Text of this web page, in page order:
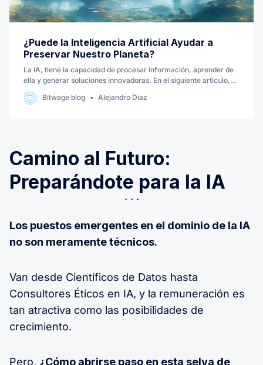
¿Puede la Inteligencia Artificial Ayudar a
Preservar Nuestro Planeta?
La IA, tiene la capacidad de procesar información, aprender de
ella y generar soluciones innovadoras. En el siguiente artículo,
exploraremos cómo esta increíble tecnología puede contribuir a
la preservación de nuestro querido planeta, ayudando a un
Bitwage blog Alejandro Diaz
Camino al Futuro:
Preparándote para la IA
Los puestos emergentes en el dominio de la IA
no son meramente técnicos.
Van desde Científicos de Datos hasta
Consultores Éticos en IA, y la remuneración es
tan atractiva como las posibilidades de
crecimiento.
Pero, ¿Cómo abrirse paso en esta selva de